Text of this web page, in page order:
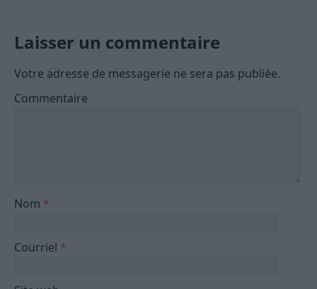
Laisser un commentaire
Votre adresse de messagerie ne sera pas publiée.
Commentaire
Nom *
Courriel *